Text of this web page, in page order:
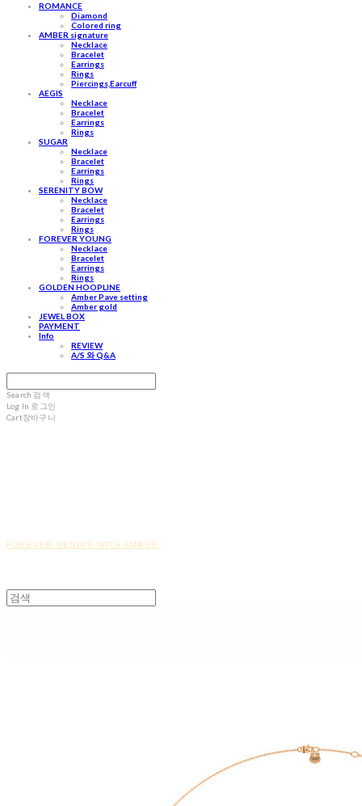
ROMANCE
Diamond
Colored ring
AMBER signature
Necklace
Bracelet
Earrings
Rings
Piercings,Earcuff
AEGIS
Necklace
Bracelet
Earrings
Rings
SUGAR
Necklace
Bracelet
Earrings
Rings
SERENITY BOW
Necklace
Bracelet
Earrings
Rings
FOREVER YOUNG
Necklace
Bracelet
Earrings
Rings
GOLDEN HOOPLINE
Amber Pave setting
Amber gold
JEWEL BOX
PAYMENT
Info
REVIEW
A/S 와 Q&A
Search 검색
Log In 로그인
Cart장바구니
FOREVER BEGINS WITH AMBER